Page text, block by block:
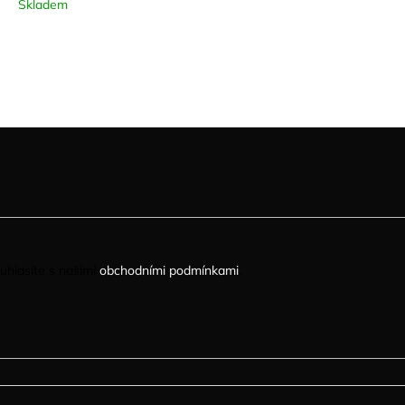
Skladem
obchodními podmínkami.